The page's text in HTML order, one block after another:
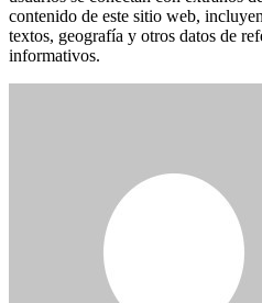
contenido de este sitio web,
textos, geografía y otros datos de
informativos.